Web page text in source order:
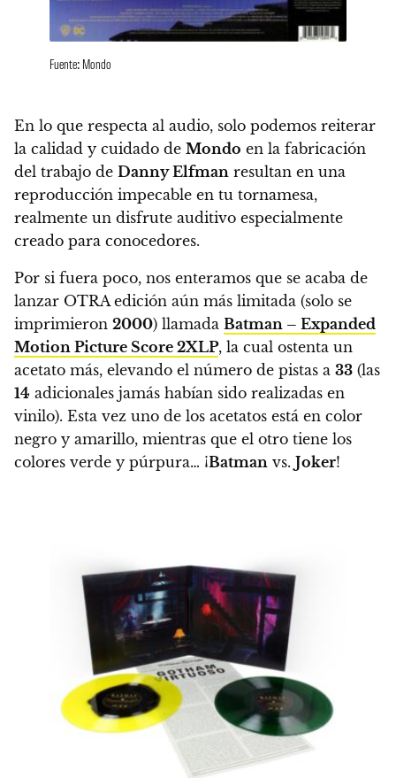
Fuente: Mondo
En lo que respecta al audio, solo podemos reiterar
la calidad y cuidado de Mondo en la fabricación
del trabajo de Danny Elfman resultan en una
reproducción impecable en tu tornamesa,
realmente un disfrute auditivo especialmente
creado para conocedores.
Por si fuera poco, nos enteramos que se acaba de
lanzar OTRA edición aún más limitada (solo se
imprimieron 2000) llamada Batman – Expanded
Motion Picture Score 2XLP, la cual ostenta un
acetato más, elevando el número de pistas a 33 (las
14 adicionales jamás habían sido realizadas en
vinilo). Esta vez uno de los acetatos está en color
negro y amarillo, mientras que el otro tiene los
colores verde y púrpura… ¡Batman vs. Joker!